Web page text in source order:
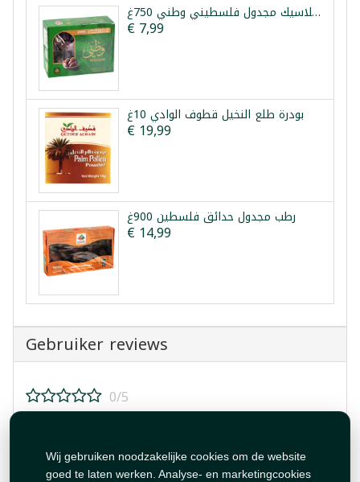
Wij gebruiken noodzakelijke cookies om de website
goed te laten werken. Analyse- en marketingcookies
تمر كلاسيك مجدول فلسطيني وطني 750غ
€ 7,99
بودرة طلع النخيل قطوف الوادي 10غ
€ 19,99
رطب مجدول حدائق فلسطين 900غ
€ 14,99
Gebruiker reviews
0/5